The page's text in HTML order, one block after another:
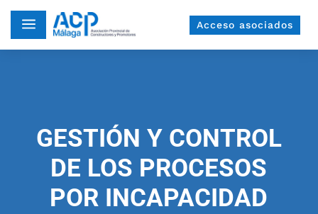
a Acceso asociados
GESTIÓN Y CONTROL
DE LOS PROCESOS
POR INCAPACIDAD